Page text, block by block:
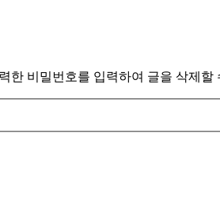
한 비밀번호를 입력하여 글을 삭제할